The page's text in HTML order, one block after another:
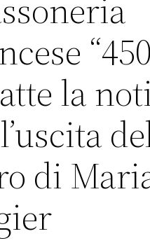
la
di